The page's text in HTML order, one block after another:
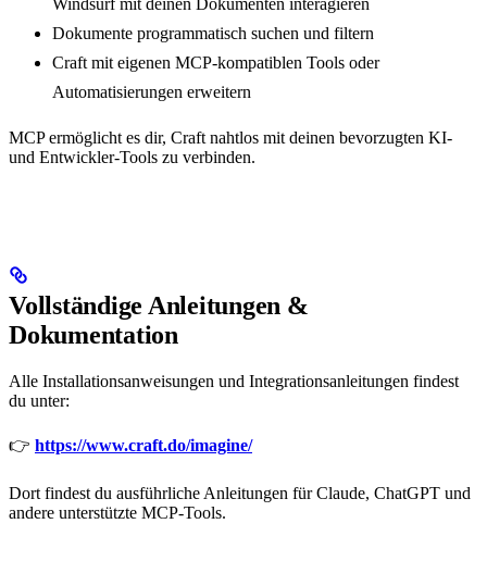
Windsurf mit deinen Dokumenten interagieren
Dokumente programmatisch suchen und filtern
Craft mit eigenen MCP-kompatiblen Tools oder
Automatisierungen erweitern
MCP ermöglicht es dir, Craft nahtlos mit deinen bevorzugten KI-
und Entwickler-Tools zu verbinden.
Vollständige Anleitungen &
Dokumentation
Alle Installationsanweisungen und Integrationsanleitungen findest
du unter:
👉 https://www.craft.do/imagine/
Dort findest du ausführliche Anleitungen für Claude, ChatGPT und
andere unterstützte MCP-Tools.